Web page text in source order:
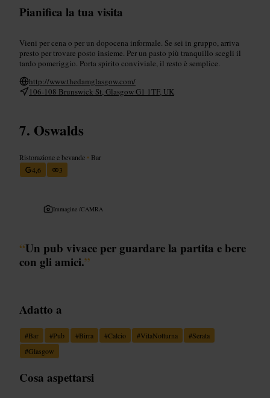
Pianifica la tua visita
Vieni per cena o per un dopocena informale. Se sei in gruppo, arriva
presto per trovare posto insieme. Per un pasto più tranquillo scegli il
tardo pomeriggio. Porta spirito conviviale, il resto è semplice.
http://www.thedamglasgow.com/
106-108 Brunswick St, Glasgow G1 1TF, UK
Oswalds
Ristorazione e bevande • Bar
4,6
3
Immagine /CAMRA
“Un pub vivace per guardare la partita e bere
con gli amici.”
Adatto a
#Bar #Pub #Birra #Calcio #VitaNotturna #Serata
#Glasgow
Cosa aspettarsi